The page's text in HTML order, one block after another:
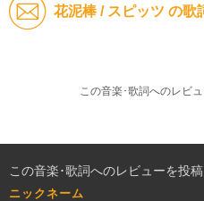
花泥棒 / スピッツ の歌
この音楽･歌詞へのレビ
この音楽･歌詞へのレビューを投稿
ニックネーム